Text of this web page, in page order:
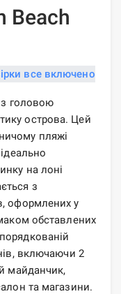
Beach
з головою
острова. Цей
пляжі
на лоні
з
оформлених у
обставлених
включаючи 2
майданчик,
та магазини.